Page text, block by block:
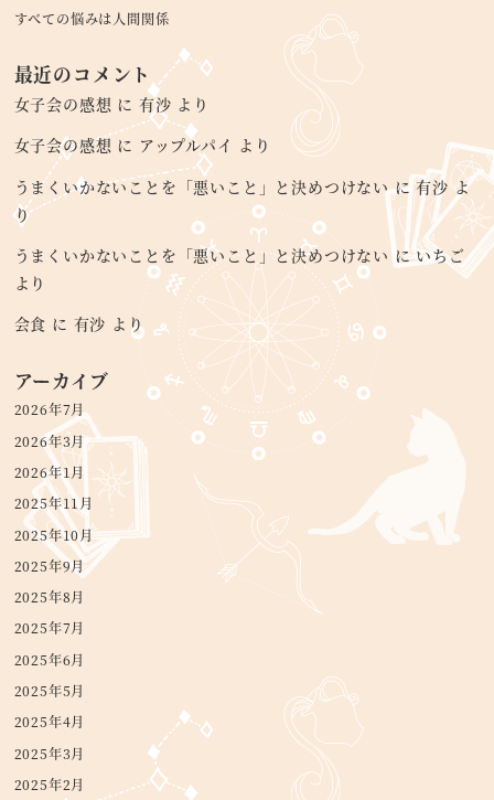
すべての悩みは人間関係
最近のコメント
女子会の感想 に 有沙 より
女子会の感想 に アップルパイ より
うまくいかないことを「悪いこと」と決めつけないに有沙よ
り
うまくいかないことを「悪いこと」と決めつけない にいちご
より
会食 に 有沙 より
アーカイブ
2026年7月
2026年3月
2026年1月
2025年11月
2025年10月
2025年9月
2025年8月
2025年7月
2025年6月
2025年5月
2025年4月
2025年3月
2025年2月